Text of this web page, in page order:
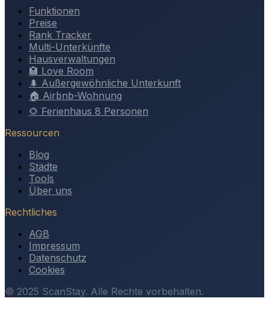
Funktionen
Preise
Rank Tracker
Multi-Unterkünfte
Hausverwaltungen
🏩 Love Room
🌲 Außergewöhnliche Unterkunft
🏠 Airbnb-Wohnung
🌻 Ferienhaus 8 Personen
Ressourcen
Blog
Städte
Tools
Über uns
Rechtliches
AGB
Impressum
Datenschutz
Cookies
© 2025 ScanStay. Alle Rechte vorbehalten.